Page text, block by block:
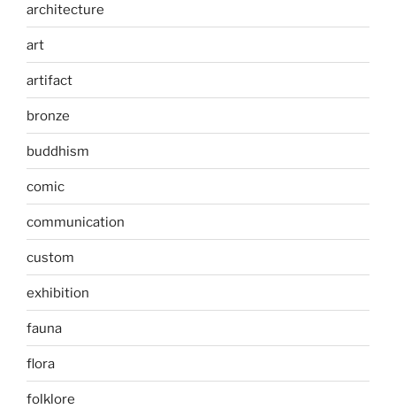
architecture
art
artifact
bronze
buddhism
comic
communication
custom
exhibition
fauna
flora
folklore